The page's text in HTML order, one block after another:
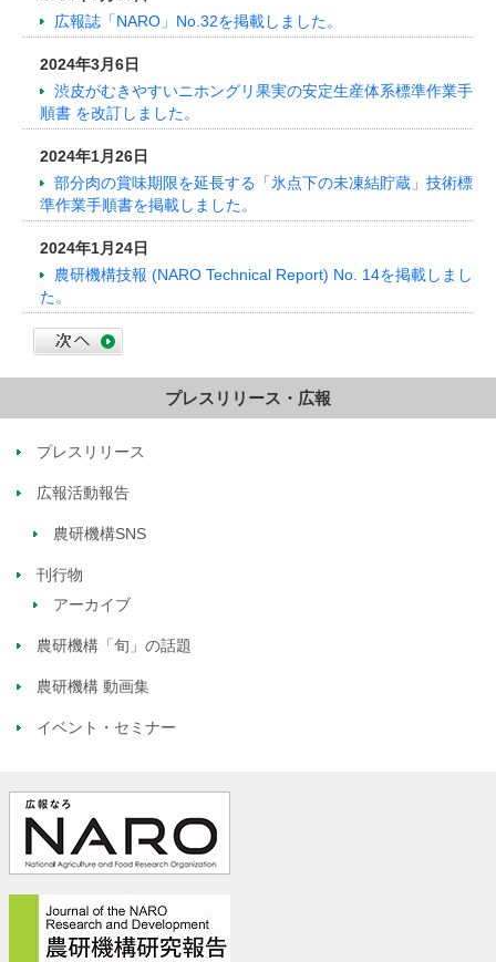
広報誌「NARO」No.32を掲載しました。
2024年3月6日
渋皮がむきやすいニホングリ果実の安定生産体系標準作業手
順書 を改訂しました。
2024年1月26日
部分肉の賞味期限を延長する「氷点下の未凍結貯蔵」技術標
準作業手順書を掲載しました。
2024年1月24日
農研機構技報 (NARO Technical Report) No. 14を掲載しまし
た。
プレスリリース・広報
プレスリリース
広報活動報告
農研機構SNS
刊行物
アーカイブ
農研機構「旬」の話題
農研機構 動画集
イベント・セミナー